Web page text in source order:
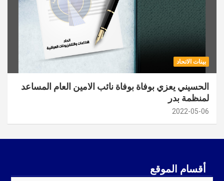
بينات الاتحاد
الحسيني يعزي بوفاة بوفاة نائب الامين العام المساعد
لمنظمة بدر
2022-05-06
أقسام الموقع